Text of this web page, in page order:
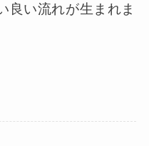
良い流れが生まれま